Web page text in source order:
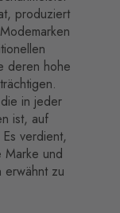
produziert
deren hohe
in jeder
ist, auf
verdient,
Marke und
erwähnt zu